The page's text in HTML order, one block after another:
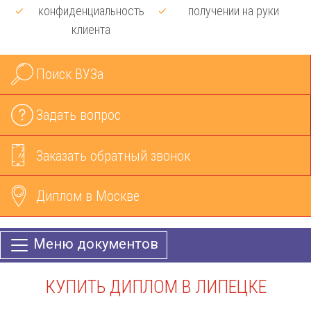
конфиденциальность
клиента
получении на руки
Поиск ВУЗа
Задать вопрос
Заказать обратный звонок
Диплом в Москве
Меню документов
КУПИТЬ ДИПЛОМ В ЛИПЕЦКЕ